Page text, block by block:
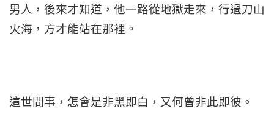
男人，後來才知道，他一路從地獄走來，行過刀山
火海，方才能站在那裡。
這世間事，怎會是非黑即白，又何曾非此即彼。